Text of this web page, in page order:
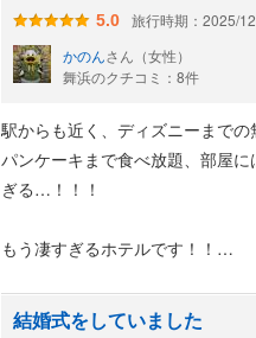
った瞬間から駅の喧騒を忘れさ
5.0
旅行時期：2025/12
かのんさん（女性）
舞浜のクチコミ：8件
駅からも近く、ディズニーまで
パンケーキまで食べ放題、部屋
ぎる…！！！
もう凄すぎるホテルです！！
のでチェックインが遅くなった
結婚式をしていました